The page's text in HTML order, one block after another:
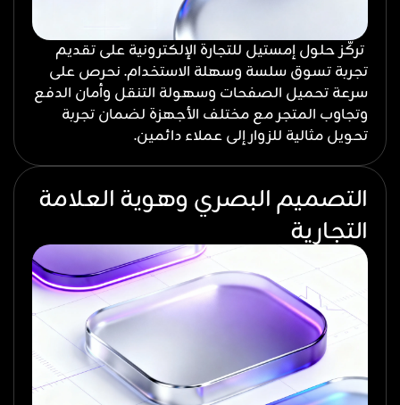
تركّز حلول إمستيل للتجارة الإلكترونية على تقديم
تجربة تسوق سلسة وسهلة الاستخدام. نحرص على
سرعة تحميل الصفحات وسهولة التنقل وأمان الدفع
وتجاوب المتجر مع مختلف الأجهزة لضمان تجربة
تحويل مثالية للزوار إلى عملاء دائمين.
التصميم البصري وهوية العلامة
التجارية